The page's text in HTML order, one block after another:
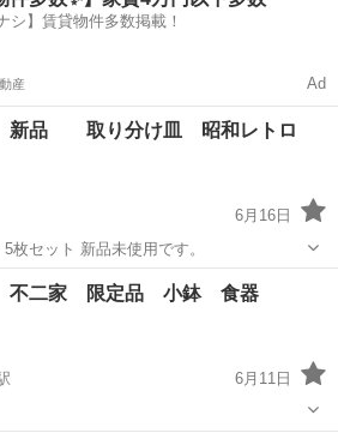
シ】賃貸物件多数掲載！
産 Ad
新品 取り分け皿 昭和レトロ
6月16日
枚セット 新品未使用です。
食器
不二家 限定品 小鉢 食器
6月11日